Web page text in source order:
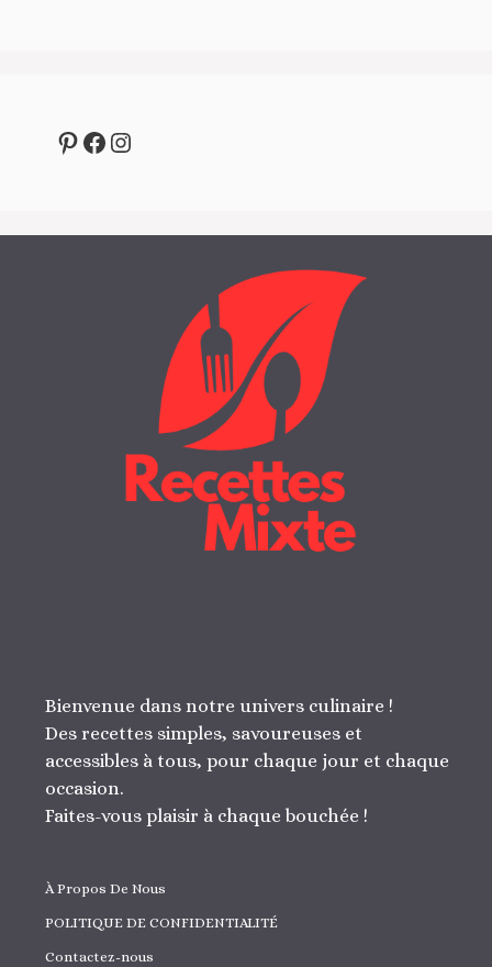
Pinterest
Facebook
Instagram
Bienvenue dans notre univers culinaire !
Des recettes simples, savoureuses et
accessibles à tous, pour chaque jour et chaque
occasion.
Faites-vous plaisir à chaque bouchée !
À Propos De Nous
POLITIQUE DE CONFIDENTIALITÉ
Contactez-nous